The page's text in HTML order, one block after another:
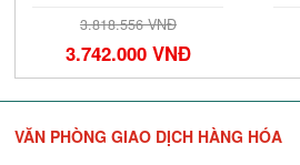
4.303.152 VNĐ
4.217.000 VNĐ
VĂN PHÒNG GIAO DỊCH HÀNG HÓA